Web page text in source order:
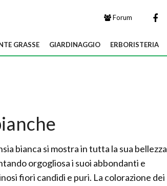
Forum
GRASSE GIARDINAGGIO ERBORISTERIA
bianca si mostra in tutta la sua bellezza
orgogliosa i suoi abbondanti e
fiori candidi e puri. La colorazione dei